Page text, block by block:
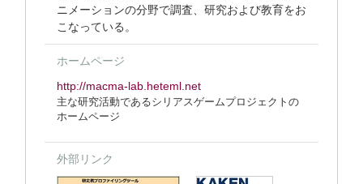
ニメーションの分野で調査、研究および教育をお
こなっている。
ホームページ
http://macma-lab.heteml.net
主な研究活動であるシリアスゲームプロジェクトの
ホームページ
外部リンク